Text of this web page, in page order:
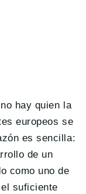
hay quien la
europeos se
es sencilla:
de un
como uno de
suficiente